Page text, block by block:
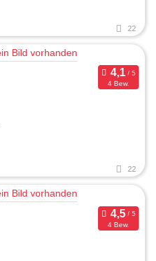
22
4 Bew.
22
4 Bew.